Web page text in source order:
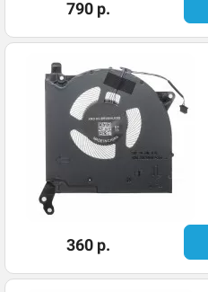
790 р.
360 р.